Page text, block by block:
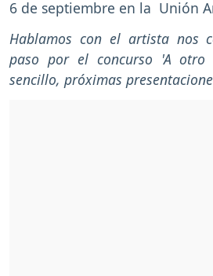
6 de septiembre en la Unión
Hablamos con el artista nos
paso por el concurso 'A otro
sencillo, próximas